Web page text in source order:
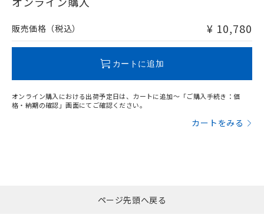
問い合わせください。
販売価格（税込） ¥ 10,780
カートに追加
オンライン購入における出荷予定日は、カートに追加～「ご購入手続き：価
格・納期の確認」画面にてご確認ください。
カートをみる
ページ先頭へ戻る